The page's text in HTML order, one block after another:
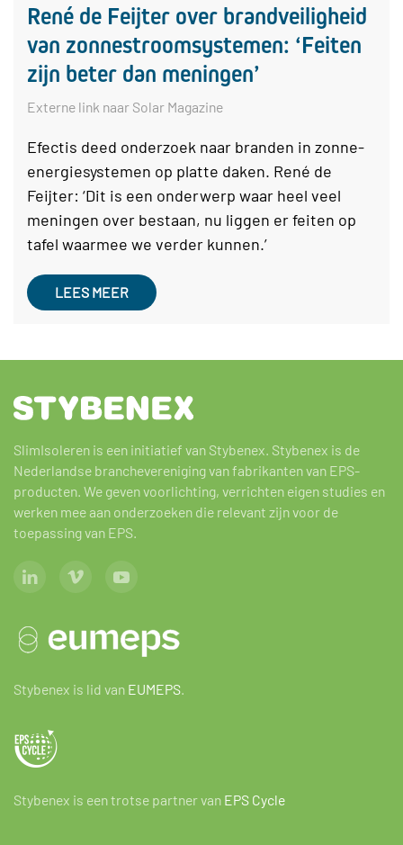
René de Feijter over brandveiligheid
van zonnestroomsystemen: ‘Feiten
zijn beter dan meningen’
Externe link naar Solar Magazine
Efectis deed onderzoek naar branden in zonne-
energiesystemen op platte daken. René de
Feijter: ‘Dit is een onderwerp waar heel veel
meningen over bestaan, nu liggen er feiten op
tafel waarmee we verder kunnen.’
LEES MEER
SlimIsoleren is een initiatief van Stybenex. Stybenex is de
Nederlandse branchevereniging van fabrikanten van EPS-
producten. We geven voorlichting, verrichten eigen studies en
werken mee aan onderzoeken die relevant zijn voor de
toepassing van EPS.
Stybenex is lid van EUMEPS
Stybenex is een trotse partner van EPS Cycle